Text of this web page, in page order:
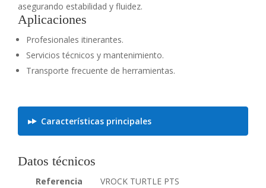
asegurando estabilidad y fluidez.
Aplicaciones
Profesionales itinerantes.
Servicios técnicos y mantenimiento.
Transporte frecuente de herramientas.
Características principales
Datos técnicos
Referencia
VROCK TURTLE PTS